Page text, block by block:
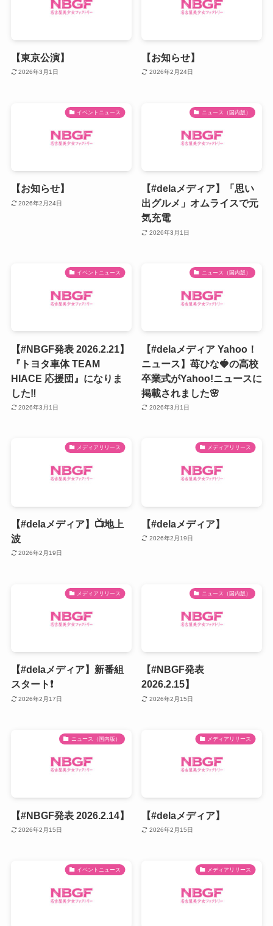
【東京公演】
2026年3月1日
【お知らせ】
2026年2月24日
イベントニュース
【お知らせ】
2026年2月24日
ニュース（国内版）
【#delaメディア】「思い
出グルメ」オムライスで元
気充電
2026年3月1日
イベントニュース
【#NBGF発表 2026.2.21】
『トヨタ車体 TEAM
HIACE 応援団』になりま
した‼️
2026年3月1日
ニュース（国内版）
【#delaメディア Yahoo！
ニュース】苺ひな🍓の高校
卒業式がYahoo!ニュースに
掲載されました🌸
2026年3月1日
メディアリリース
【#delaメディア】📺地上
波
2026年2月19日
メディアリリース
【#delaメディア】
2026年2月19日
メディアリリース
【#delaメディア】新番組
スタート❗️
2026年2月17日
ニュース（国内版）
【#NBGF発表
2026.2.15】
2026年2月15日
ニュース（国内版）
【#NBGF発表 2026.2.14】
2026年2月15日
メディアリリース
【#delaメディア】
2026年2月15日
イベントニュース メディアリリース